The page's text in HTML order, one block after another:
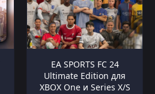
EA SPORTS FC 24
Ultimate Edition для
XBOX One и Series X/S